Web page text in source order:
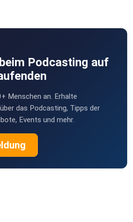
Podcasting auf
Menschen an. Erhalte
das Podcasting, Tipps der
Events und mehr.